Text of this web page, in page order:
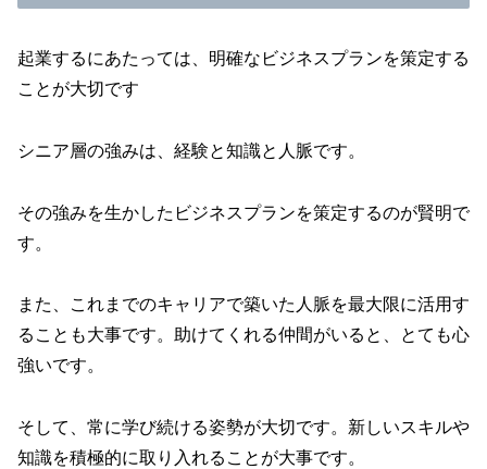
起業するにあたっては、明確なビジネスプランを策定する
ことが大切です
シニア層の強みは、経験と知識と人脈です。
その強みを生かしたビジネスプランを策定するのが賢明で
す。
また、これまでのキャリアで築いた人脈を最大限に活用す
ることも大事です。助けてくれる仲間がいると、とても心
強いです。
そして、常に学び続ける姿勢が大切です。新しいスキルや
知識を積極的に取り入れることが大事です。